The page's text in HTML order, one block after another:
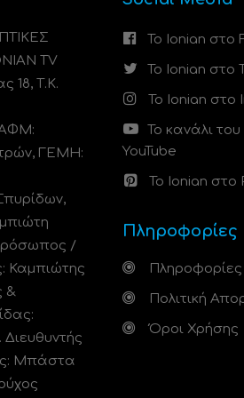
TV
18, Τ.Κ.
ΓΕΜΗ:
/
Καμπιώτης
&
Μπάστα
Το Ionian στο
Το Ionian στο
Το Ionian στο
Το κανάλι
YouTube
Το Ionian στο
Πληροφορίες
Πληροφορίες
Πολιτική
Όροι Χρήσης